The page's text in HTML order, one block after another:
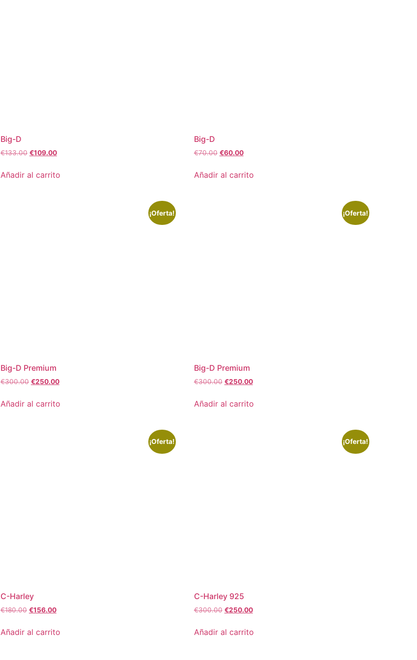
Big-D
€133.00 €109.00
Añadir al carrito
Big-D
€70.00 €60.00
Añadir al carrito
¡Oferta!
Big-D Premium
€300.00 €250.00
Añadir al carrito
¡Oferta!
Big-D Premium
€300.00 €250.00
Añadir al carrito
¡Oferta!
C-Harley
€180.00 €156.00
Añadir al carrito
¡Oferta!
C-Harley 925
€300.00 €250.00
Añadir al carrito